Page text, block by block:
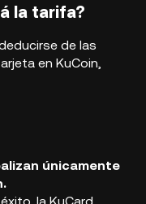
la tarifa?
de las
en KuCoin,
únicamente